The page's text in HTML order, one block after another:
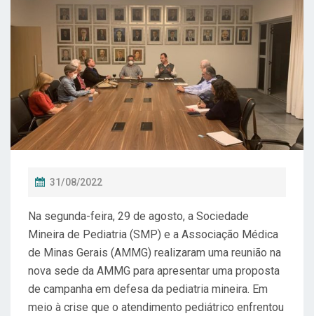
P
S
T
A
31/08/2022
Na segunda-feira, 29 de agosto, a Sociedade
Mineira de Pediatria (SMP) e a Associação Médica
de Minas Gerais (AMMG) realizaram uma reunião na
nova sede da AMMG para apresentar uma proposta
de campanha em defesa da pediatria mineira. Em
meio à crise que o atendimento pediátrico enfrentou